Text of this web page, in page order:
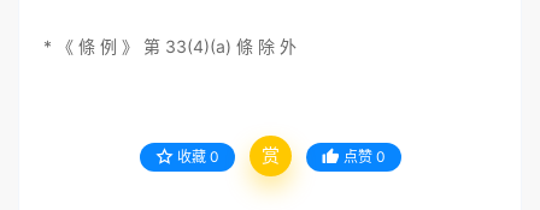
* 《 條 例 》 第 33(4)(a) 條 除 外
收藏 0 赏 点赞 0